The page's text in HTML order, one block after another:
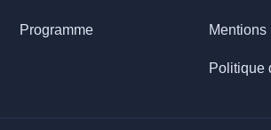
Programme
Politique